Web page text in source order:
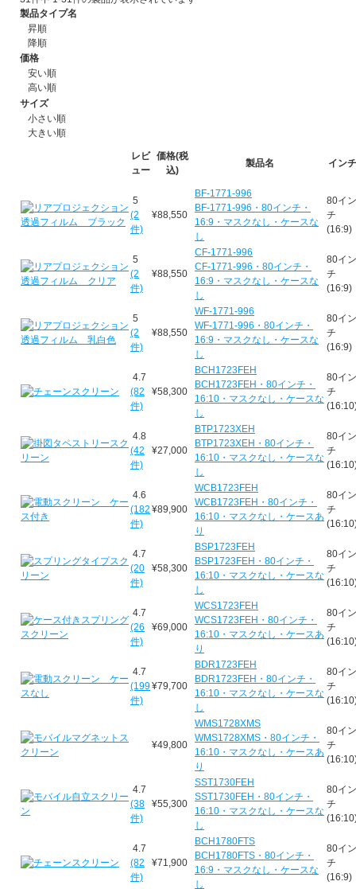
製品タイプ名
昇順
降順
価格
安い順
高い順
サイズ
小さい順
大きい順
レビ
ュー
価格(税
込)
製品名 インチ
5
(2
件)
¥88,550
BF-1771-996
BF-1771-996・80インチ・
16:9・マスクなし・ケースな
し
80イン
チ
(16:9)
5
(2
件)
¥88,550
CF-1771-996
CF-1771-996・80インチ・
16:9・マスクなし・ケースな
し
80イン
チ
(16:9)
5
(2
件)
¥88,550
WF-1771-996
WF-1771-996・80インチ・
16:9・マスクなし・ケースな
し
80イン
チ
(16:9)
4.7
(82
件)
¥58,300
BCH1723FEH
BCH1723FEH・80インチ・
16:10・マスクなし・ケースな
し
80イン
チ
4.8
(42
件)
¥27,000
BTP1723XEH
BTP1723XEH・80インチ・
16:10・マスクなし・ケースな
し
80イン
チ
4.6
(182
件)
¥89,900
WCB1723FEH
WCB1723FEH・80インチ・
16:10・マスクなし・ケースあ
り
80イン
チ
4.7
(20
件)
¥58,300
BSP1723FEH
BSP1723FEH・80インチ・
16:10・マスクなし・ケースな
し
80イン
チ
4.7
(26
件)
¥69,000
WCS1723FEH
WCS1723FEH・80インチ・
16:10・マスクなし・ケースあ
り
80イン
チ
4.7
(199
件)
¥79,700
BDR1723FEH
BDR1723FEH・80インチ・
16:10・マスクなし・ケースな
し
80イン
チ
¥49,800
WMS1728XMS
WMS1728XMS・80インチ・
16:10・マスクなし・ケースあ
り
80イン
チ
4.7
(38
件)
¥55,300
SST1730FEH
SST1730FEH・80インチ・
16:10・マスクなし・ケースな
し
80イン
チ
4.7
(82
件)
¥71,900
BCH1780FTS
BCH1780FTS・80インチ・
16:9・マスクなし・ケースな
し
80イン
チ
(16:9)